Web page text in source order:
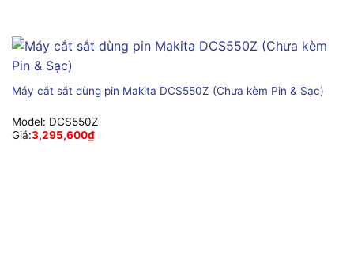
Máy cắt sắt dùng pin Makita DCS550Z (Chưa kèm Pin & Sạc)
Model: DCS550Z
Giá:3,295,600₫